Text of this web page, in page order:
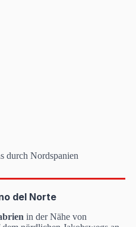
durch Nordspanien
del Norte
in der Nähe von